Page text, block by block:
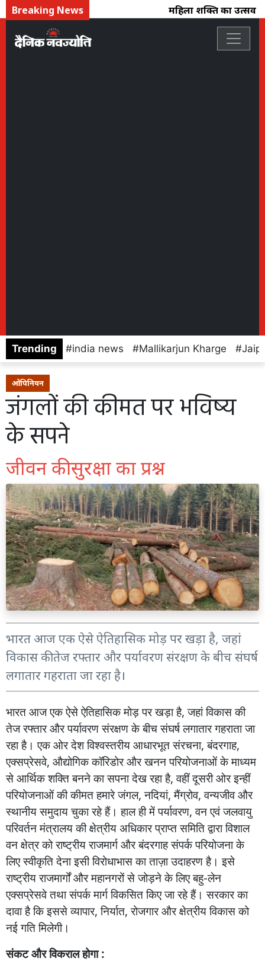
Breaking News महिला शक्ति का उत्सव :
Trending india news Mallikarjun Kharge
ओपिनियन
जंगलों की कीमत पर भविष्य
के सपने
जीवन की सुरक्षा का प्रश्न
भारत आज एक ऐसे ऐतिहासिक मोड़ पर खड़ा है, जहां
विकास की तेज रफ्तार और पर्यावरण संरक्षण के बीच संघर्ष
लगातार गहराता जा रहा है।
भारतआजएकऐसेऐतिहासिकमोड़परखड़ाहै,जहांविकासकी
तेजरफ्तारऔरपर्यावरणसंरक्षणकेबीचसंघर्षलगातारगहराताजा
रहाहै। एकओरदेशविश्वस्तरीयआधारभूतसंरचना,बंदरगाह,
एक्सप्रेसवे, औद्योगिककॉरिडोरऔरखननपरियोजनाओंकेमाध्यम
सेआर्थिकशक्तिबननेकासपनादेखरहाहै,वहींदूसरीओरइन्हीं
परियोजनाओंकीकीमतहमारेजंगल,नदियां,मैंग्रोव,वन्यजीवऔर
स्थानीयसमुदायचुकारहेहैं। हालहीमेंपर्यावरण,वनएवंजलवायु
परिवर्तनमंत्रालयकीक्षेत्रीयअधिकारप्राप्तसमितिद्वाराविशाल
वनक्षेत्रकोराष्ट्रीयराजमार्गऔरबंदरगाहसंपर्कपरियोजनाके
लिएस्वीकृतिदेनाइसीविरोधाभासकाताज़ाउदाहरणहै। इसे
राष्ट्रीयराजमार्गोंऔरमहानगरोंसेजोड़नेकेलिएबहु-लेन
एक्सप्रेसवेतथासंपर्कमार्गविकसितकिएजारहेहैं। सरकारका
दावाहैकिइससेव्यापार,निर्यात,रोजगारऔरक्षेत्रीयविकासको
नईगतिमिलेगी।
संकटऔरविकरालहोगा :